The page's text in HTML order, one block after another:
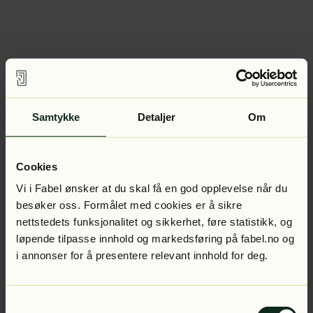
Samtykke Detaljer Om
Cookies
Vi i Fabel ønsker at du skal få en god opplevelse når du
besøker oss. Formålet med cookies er å sikre
nettstedets funksjonalitet og sikkerhet, føre statistikk, og
løpende tilpasse innhold og markedsføring på fabel.no og
i annonser for å presentere relevant innhold for deg.